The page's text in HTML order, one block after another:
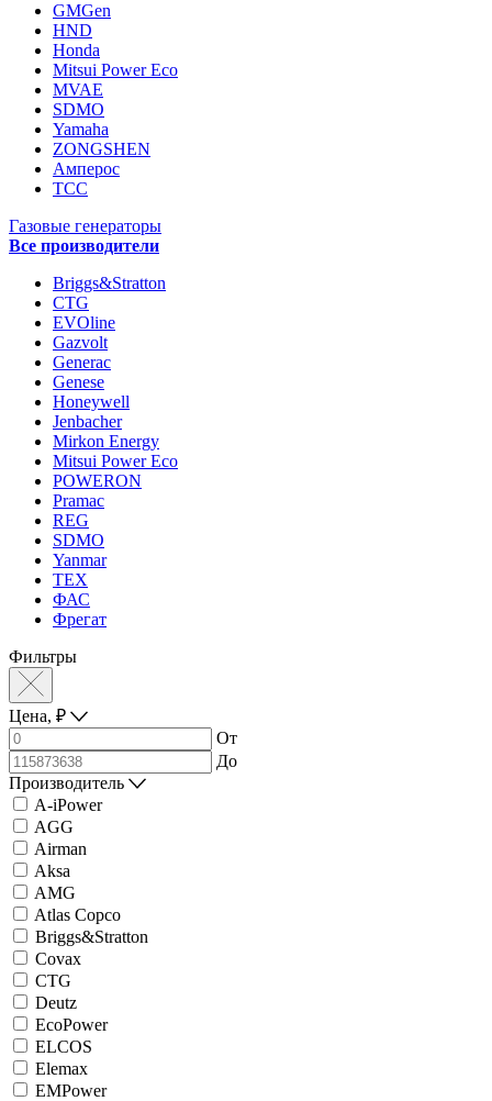
GMGen
HND
Honda
Mitsui Power Eco
MVAE
SDMO
Yamaha
ZONGSHEN
Амперос
ТСС
Газовые генераторы
Все производители
Briggs&Stratton
CTG
EVOline
Gazvolt
Generac
Genese
Honeywell
Jenbacher
Mirkon Energy
Mitsui Power Eco
POWERON
Pramac
REG
SDMO
Yanmar
ТЕХ
ФАС
Фрегат
Фильтры
Цена, ₽
От
До
Производитель
A-iPower
AGG
Airman
Aksa
AMG
Atlas Copco
Briggs&Stratton
Covax
CTG
Deutz
EcoPower
ELCOS
Elemax
EMPower